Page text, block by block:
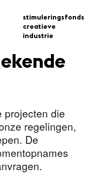
stimuleringsfonds
creatieve
industrie
projecten die
regelingen,
De